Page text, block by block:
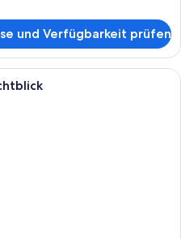
und Verfügbarkeit prüfen
Ein Hotelzimmer mit zwei Betten,